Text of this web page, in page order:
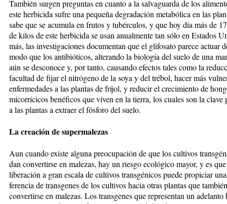
También surgen preguntas en cuan­to a la salvaguarda de los
este herbicida sufre una pequeña degradación metabólica en las
sabe que se acumula en frutos y tubérculos, y que hoy día más de
de kilos de este herbicida se usan anualmente tan sólo en Estados
más, las investigaciones do­cu­mentan que el glifosato parece ac­tuar
modo que los anti­bió­ti­cos, alterando la biología del sue­lo de una
aún se descono­ce y, por tan­to, causando efectos tales como la
facultad de fijar el nitrógeno de la soya y del trébol, hacer más
en­fer­me­da­des a las plan­tas de frijol, y reducir el cre­cimiento de
micorrícicos be­néficos que vi­ven en la tierra, los cua­les son la clave
a las plantas a extraer el fós­foro del suelo.
La creación de supermalezas
Aun cuando existe alguna preocupación de que los cultivos
dan convertirse en malezas, hay un riesgo ecológico mayor, y es
liberación a gran escala de cultivos trans­génicos puede propiciar
ferencia de transgenes de los cultivos hacia otras plantas que
convertirse en malezas. Los trans­genes que representan un